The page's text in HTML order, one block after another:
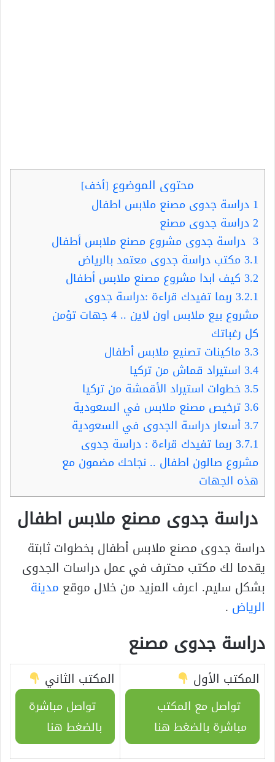
محتوى الموضوع [أخف]
1 دراسة جدوى مصنع ملابس اطفال
2دراسة جدوى مصنع
3 دراسة جدوى مشروع مصنع ملابس أطفال
3.1مكتب دراسة جدوى معتمد بالرياض
3.2 كيف ابدا مشروع مصنع ملابس أطفال
3.2.1 ربما تفيدك قراءة :دراسة جدوى
مشروع بيع ملابس اون لاين .. 4 جهات تؤمن
كل رغباتك
3.3ماكينات تصنيع ملابس أطفال
3.4 استيراد قماش من تركيا
3.5خطوات استيراد الأقمشة من تركيا
3.6ترخيص مصنع ملابس في السعودية
3.7أسعار دراسة الجدوى في السعودية
3.7.1 ربما تفيدك قراءة : دراسة جدوى
مشروع صالون اطفال .. نجاحك مضمون مع
هذه الجهات
دراسة جدوى مصنع ملابس اطفال
دراسة جدوى مصنع ملابس أطفال بخطوات ثابتة
يقدما لك مكتب محترف في عمل دراسات الجدوى
بشكل سليم. اعرف المزيد من خلال موقع مدينة
الرياض .
دراسة جدوى مصنع
المكتب الأول
تواصل مع المكتب
مباشرة بالضغط هنا
المكتب الثاني
تواصل مباشرة
بالضغط هنا